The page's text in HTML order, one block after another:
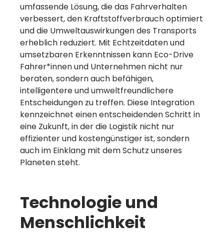
umfassende Lösung, die das Fahrverhalten
verbessert, den Kraftstoffverbrauch optimiert
und die Umweltauswirkungen des Transports
erheblich reduziert. Mit Echtzeitdaten und
umsetzbaren Erkenntnissen kann Eco-Drive
Fahrer*innen und Unternehmen nicht nur
beraten, sondern auch befähigen,
intelligentere und umweltfreundlichere
Entscheidungen zu treffen. Diese Integration
kennzeichnet einen entscheidenden Schritt in
eine Zukunft, in der die Logistik nicht nur
effizienter und kostengünstiger ist, sondern
auch im Einklang mit dem Schutz unseres
Planeten steht.
Technologie und
Menschlichkeit